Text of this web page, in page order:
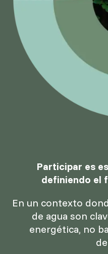
Participar es
definiendo el
En un contexto
de agua son
energética, no